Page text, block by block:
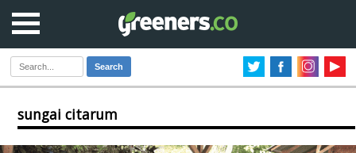
Search
sungai citarum